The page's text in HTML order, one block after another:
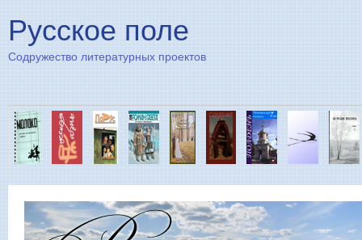
Русское поле
Содружество литературных проектов